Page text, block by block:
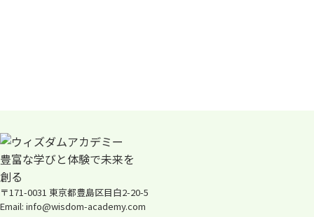
〒171-0031 東京都豊島区目白2-20-5
Email: info@wisdom-academy.com